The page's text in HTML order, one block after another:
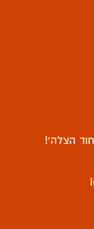
הצלה’!